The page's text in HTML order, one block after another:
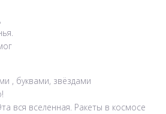
, буквами, звёздами
вся вселенная. Ракеты в космосе